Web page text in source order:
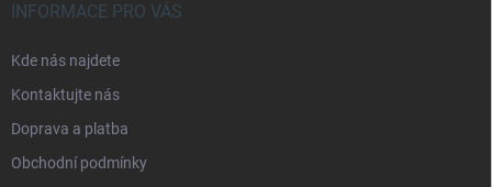
INFORMACE PRO VÁS
Kde nás najdete
Kontaktujte nás
Doprava a platba
Obchodní podmínky